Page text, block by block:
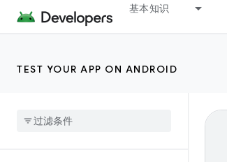
基本知识
TEST YOUR APP ON ANDROID